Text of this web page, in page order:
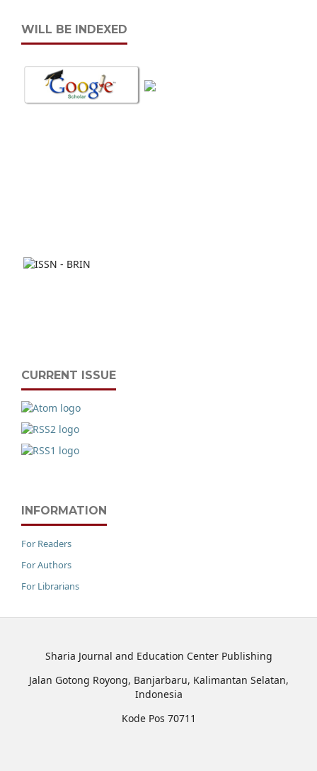
WILL BE INDEXED
CURRENT ISSUE
INFORMATION
For Readers
For Authors
For Librarians
Sharia Journal and Education Center Publishing
Jalan Gotong Royong, Banjarbaru, Kalimantan Selatan,
Indonesia
Kode Pos 70711